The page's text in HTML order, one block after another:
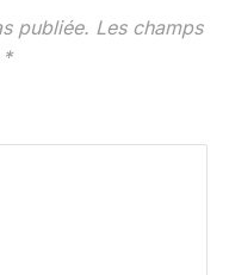
publiée. Les champs
*